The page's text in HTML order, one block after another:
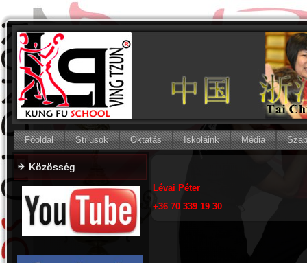
Főoldal Stílusok Oktatás Iskoláink Média
Közösség
Lévai Péter
+36 70 339 19 30